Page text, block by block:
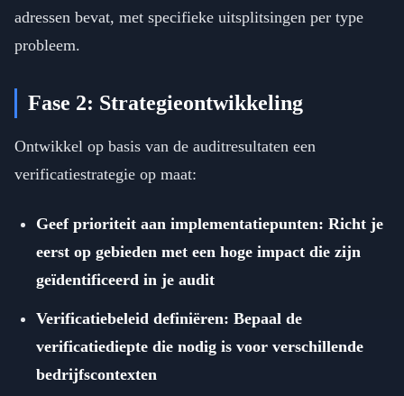
adressen bevat, met specifieke uitsplitsingen per type
probleem.
Fase 2: Strategieontwikkeling
Ontwikkel op basis van de auditresultaten een
verificatiestrategie op maat:
Geef prioriteit aan implementatiepunten: Richt je
eerst op gebieden met een hoge impact die zijn
geïdentificeerd in je audit
Verificatiebeleid definiëren: Bepaal de
verificatiediepte die nodig is voor verschillende
bedrijfscontexten